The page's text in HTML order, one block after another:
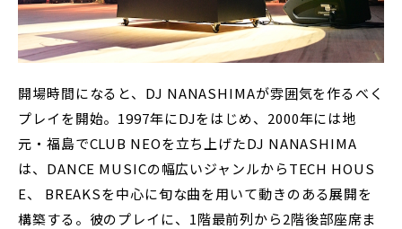
開場時間になると、DJ NANASHIMAが雰囲気を作るべく
プレイを開始。1997年にDJをはじめ、2000年には地
元・福島でCLUB NEOを立ち上げたDJ NANASHIMA
は、DANCE MUSICの幅広いジャンルからTECH HOUS
E、 BREAKSを中心に旬な曲を用いて動きのある展開を
構築する。彼のプレイに、1階最前列から2階後部座席ま